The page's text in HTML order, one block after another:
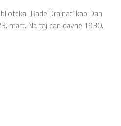
„Rade Drainac“kao Dan
mart. Na taj dan davne 1930.